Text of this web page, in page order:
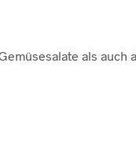
als auch